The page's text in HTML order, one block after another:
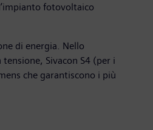
fotovoltaico
di energia. Nello
Sivacon S4 (per i
che garantiscono i più